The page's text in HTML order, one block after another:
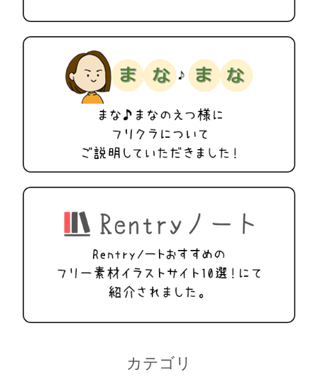
カテゴリ